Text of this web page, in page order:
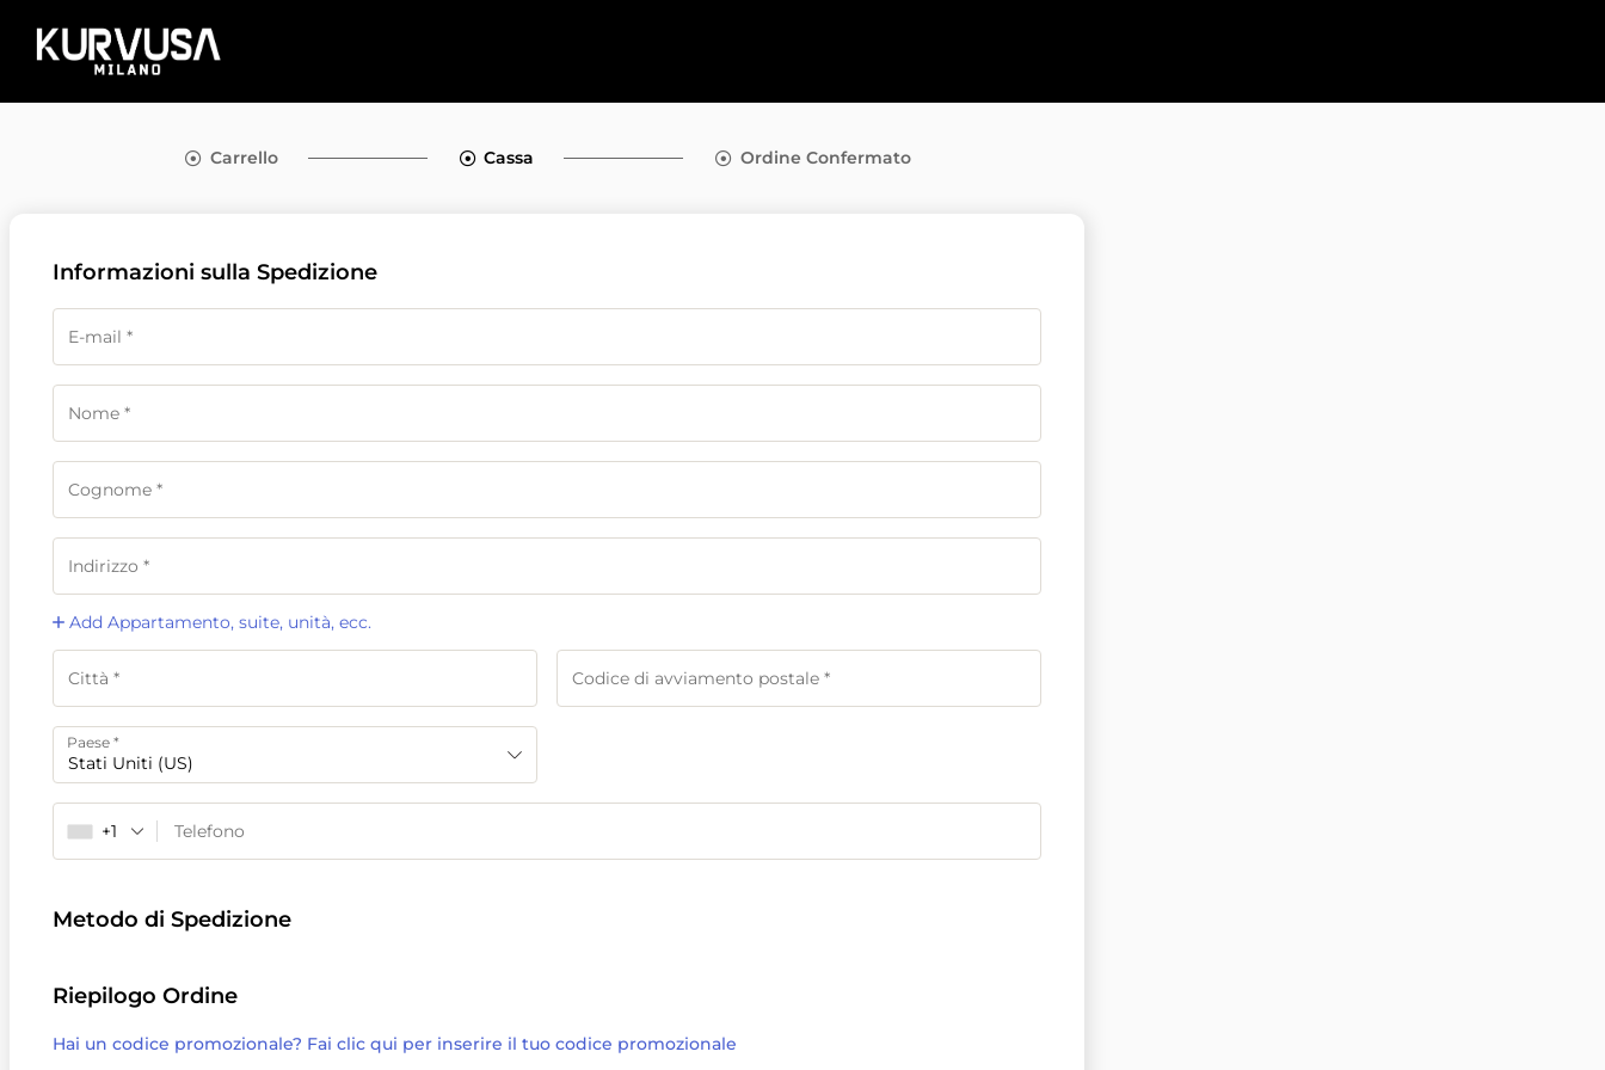
Carrello Cassa Ordine Confermato
Informazioni sulla Spedizione
Add Appartamento, suite, unità, ecc.
Paese *
Stati Uniti (US)
+1
Metodo di Spedizione
Riepilogo Ordine
Hai un codice promozionale? Fai clic qui per inserire il tuo codice promozionale